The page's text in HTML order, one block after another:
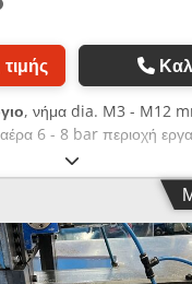
, νήμα dia. M3 - M12
6 - 8 bar περιοχή
περίπου 12 kg
νήμα M3 - M12,
με συμπλέκτη.
T: 750x600x650mm
έως μέγ. Μ16,